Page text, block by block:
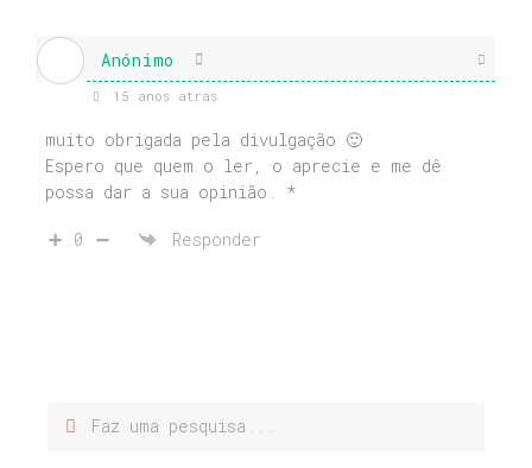
Anónimo
15 anos atrás
muito obrigada pela divulgação 🙂
Espero que quem o ler, o aprecie e me dê
possa dar a sua opinião. *
0 Responder